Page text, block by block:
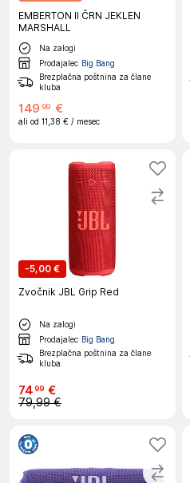
EMBERTON II ČRN JEKLEN
MARSHALL
Na zalogi
Prodajalec Big Bang
Brezplačna poštnina za člane
kluba
149 99 €
ali od 11,38 € / mesec
-5,00 €
Zvočnik JBL Grip Red
Na zalogi
Prodajalec Big Bang
Brezplačna poštnina za člane
kluba
7499 €
79,99 €